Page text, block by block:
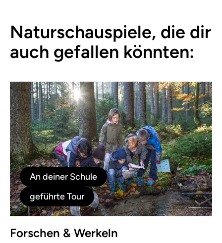
Naturschauspiele, die dir
auch gefallen könnten:
An deiner Schule
geführte Tour
Forschen & Werkeln